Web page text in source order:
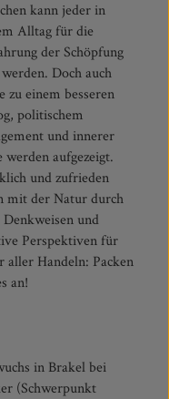
an!
in Brakel bei
(Schwerpunkt